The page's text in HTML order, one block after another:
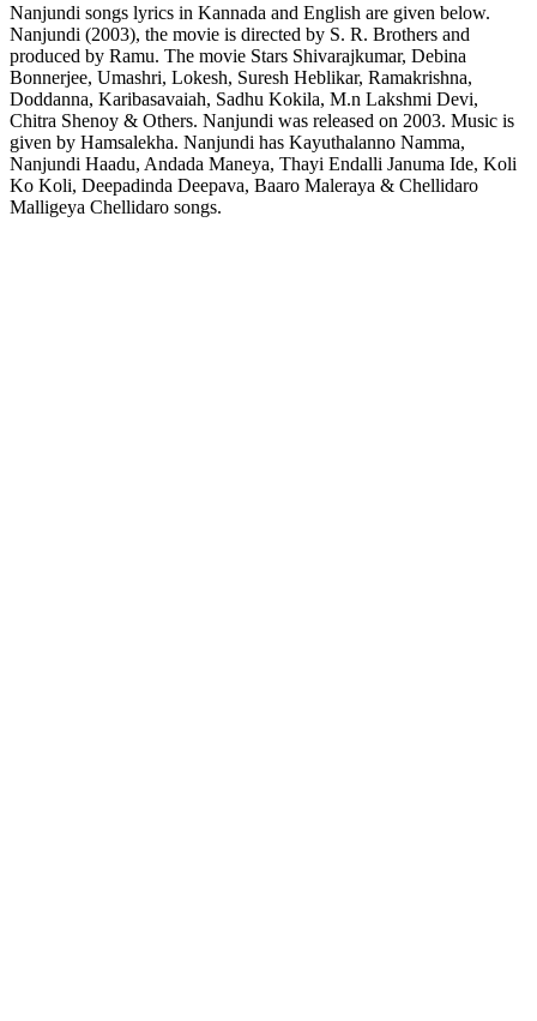
Nanjundi songs lyrics in Kannada and English are given below.
Nanjundi (2003), the movie is directed by S. R. Brothers and
produced by Ramu. The movie Stars Shivarajkumar, Debina
Bonnerjee, Umashri, Lokesh, Suresh Heblikar, Ramakrishna,
Doddanna, Karibasavaiah, Sadhu Kokila, M.n Lakshmi Devi,
Chitra Shenoy & Others. Nanjundi was released on 2003. Music is
given by Hamsalekha. Nanjundi has Kayuthalanno Namma,
Nanjundi Haadu, Andada Maneya, Thayi Endalli Januma Ide, Koli
Ko Koli, Deepadinda Deepava, Baaro Maleraya & Chellidaro
Malligeya Chellidaro songs.